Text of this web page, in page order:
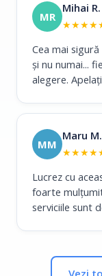
MR
Mihai R.
★★★★
Cea mai
și nu numai...
alegere.
MM
Maru M.
★★★★
Lucrez cu
foarte
serviciile sunt
Vezi